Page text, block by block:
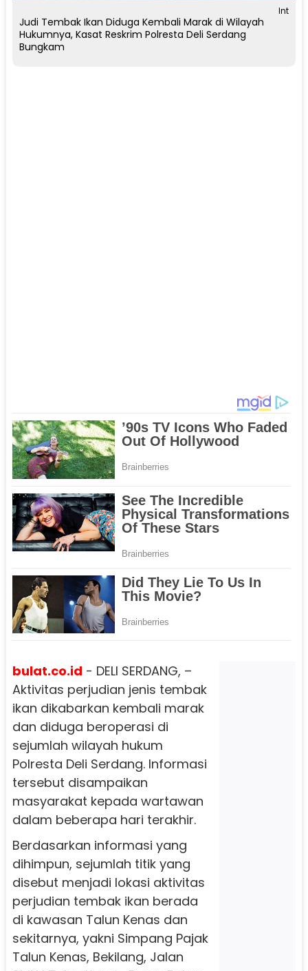
Int
Judi Tembak Ikan Diduga Kembali Marak di Wilayah
Hukumnya, Kasat Reskrim Polresta Deli Serdang
Bungkam
bulat.co.id - DELI SERDANG, –
Aktivitas perjudian jenis tembak
ikan dikabarkan kembali marak
dan diduga beroperasi di
sejumlah wilayah hukum
Polresta Deli Serdang. Informasi
tersebut disampaikan
masyarakat kepada wartawan
dalam beberapa hari terakhir.
Berdasarkan informasi yang
dihimpun, sejumlah titik yang
disebut menjadi lokasi aktivitas
perjudian tembak ikan berada
di kawasan Talun Kenas dan
sekitarnya, yakni Simpang Pajak
Talun Kenas, Bekilang, Jalan